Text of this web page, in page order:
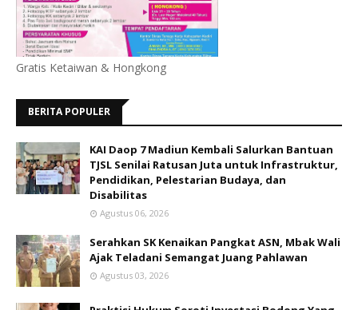
Gratis Ketaiwan & Hongkong
BERITA POPULER
KAI Daop 7 Madiun Kembali Salurkan Bantuan
TJSL Senilai Ratusan Juta untuk Infrastruktur,
Pendidikan, Pelestarian Budaya, dan
Disabilitas
Agustus 06, 2026
Serahkan SK Kenaikan Pangkat ASN, Mbak Wali
Ajak Teladani Semangat Juang Pahlawan
Agustus 03, 2026